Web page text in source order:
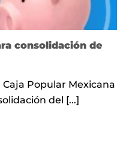
consolidación de
Popular Mexicana
del [...]